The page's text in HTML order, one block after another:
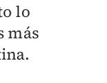
lo
más